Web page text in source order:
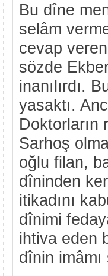
Bu dîne
selâm
cevap
sözde
inanılırdı.
yasaktı.
Doktorların
Sarhoş
oğlu filan,
dîninden
itikadını
dînimi
ihtiva eden
dînin imâmı